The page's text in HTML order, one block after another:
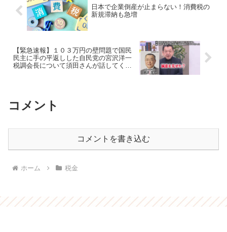
日本で企業倒産が止まらない！消費税の
新規滞納も急増
【緊急速報】１０３万円の壁問題で国民
民主に手の平返しした自民党の宮沢洋一
税調会長について須田さんが話してくれ
コメント
コメントを書き込む
ホーム 税金